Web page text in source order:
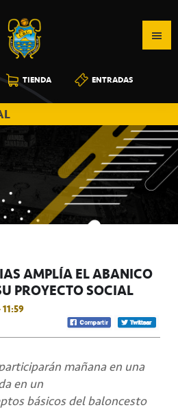
TIENDA ENTRADAS
AMPLÍA EL ABANICO
PROYECTO SOCIAL
mañana en una
en un
básicos del baloncesto